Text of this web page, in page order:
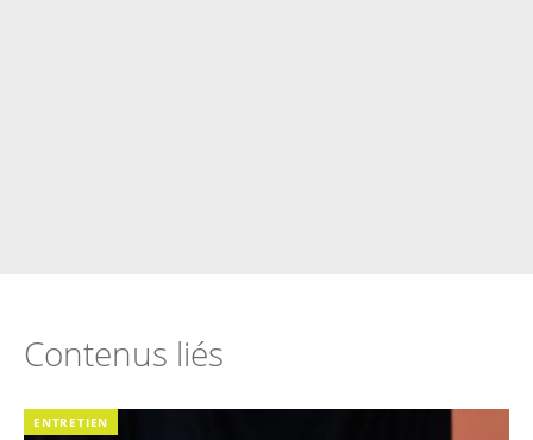
Contenus liés
ENTRETIEN